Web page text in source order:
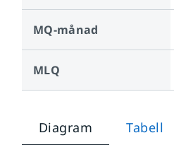
MQ-månad
MLQ
Diagram Tabell